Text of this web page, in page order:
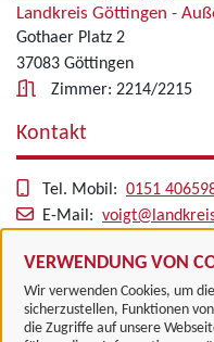
VERWENDUNG VON
Wir verwenden Cookies, um
sicherzustellen, Funktionen
die Zugriffe auf unsere
Landkreis Göttingen -
Gothaer Platz 2
37083 Göttingen
Zimmer: 2214/2215
Kontakt
Tel. Mobil: 0151
E-Mail:
Alle zugeordneten